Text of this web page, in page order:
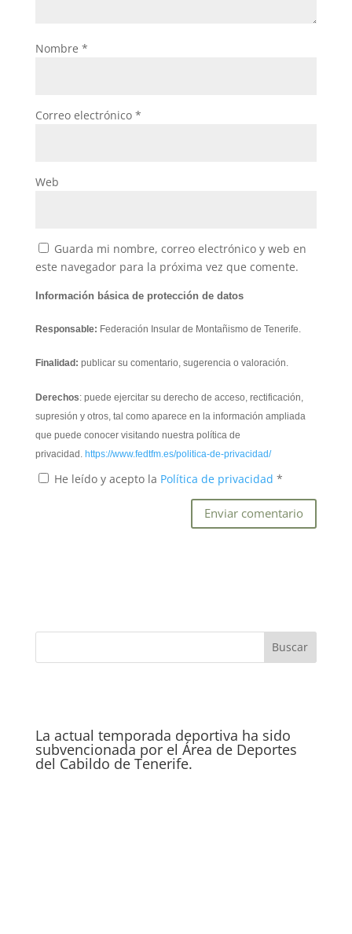
Nombre *
Correo electrónico *
Web
Guarda mi nombre, correo electrónico y web en
este navegador para la próxima vez que comente.
Información básica de protección de datos
Responsable: Federación Insular de Montañismo de Tenerife.
Finalidad: publicar su comentario, sugerencia o valoración.
Derechos: puede ejercitar su derecho de acceso, rectificación,
supresión y otros, tal como aparece en la información ampliada
que puede conocer visitando nuestra política de
privacidad. https://www.fedtfm.es/politica-de-privacidad/
He leído y acepto la Política de privacidad *
La actual temporada deportiva ha sido
subvencionada por el Área de Deportes
del Cabildo de Tenerife.